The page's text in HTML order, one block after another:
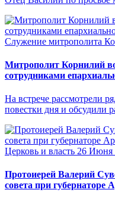
Служение митрополита
Митрополит Корнилий
сотрудниками
На встрече рассмотрели
повестки дня и обсудили
Церковь и власть 26 Июня
Протоиерей Валерий
совета при губернаторе